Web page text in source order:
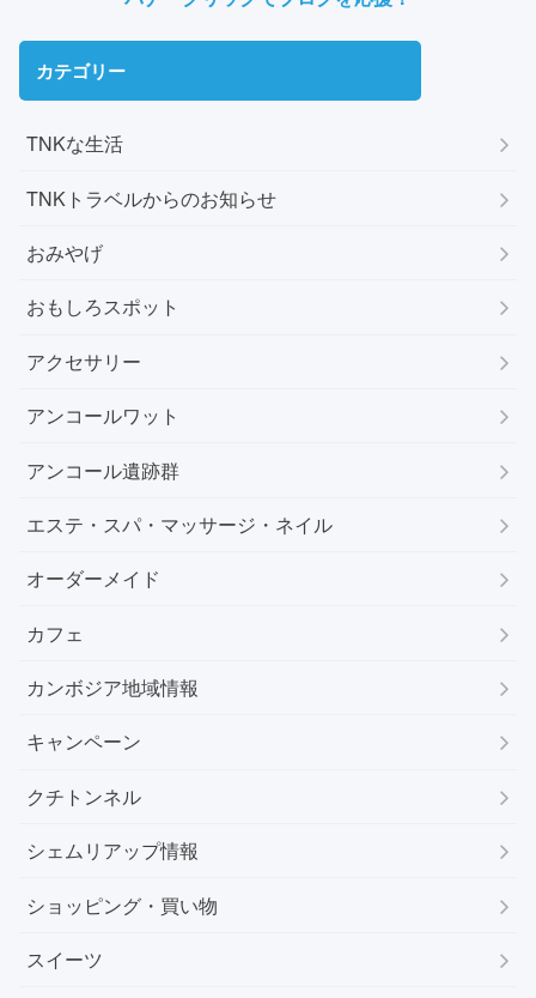
カテゴリー
TNKな生活
TNKトラベルからのお知らせ
おみやげ
おもしろスポット
アクセサリー
アンコールワット
アンコール遺跡群
エステ・スパ・マッサージ・ネイル
オーダーメイド
カフェ
カンボジア地域情報
キャンペーン
クチトンネル
シェムリアップ情報
ショッピング・買い物
スイーツ